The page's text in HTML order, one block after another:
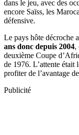
dans le jeu, avec des
encore Saïss, les
défensive.
Le pays hôte décroche
ans donc depuis 2004,
deuxième Coupe
de 1976. L’attente
profiter de l’avantage
Publicité